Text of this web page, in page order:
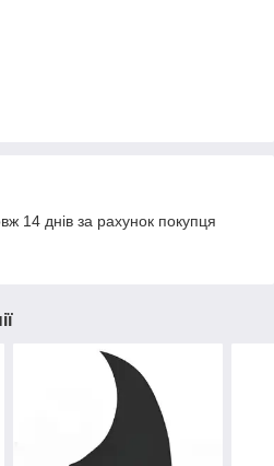
14 днів за рахунок покупця